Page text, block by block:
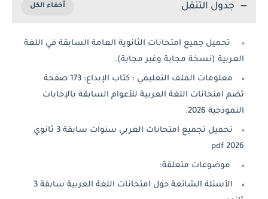
جدول التنقل
تحميل جميع امتحانات الثانوية العامة السابقة في اللغة
(نسخة مجابة وغير مجابة).
معلومات الملف التعليمي : كتاب الإبداع: 173 صفحة
امتحانات اللغة العربية للأعوام السابقة بالإجابات
2026.
تحميل تجميع امتحانات العربي سنوات سابقة 3 ثانوي
موضوعات متعلقة:
الأسئلة الشائعة حول امتحانات اللغة العربية سابقة 3